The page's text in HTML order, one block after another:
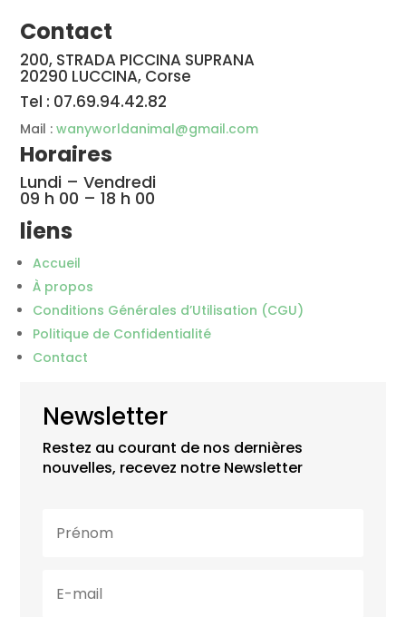
Contact
200, STRADA PICCINA SUPRANA
20290 LUCCINA, Corse
Tel : 07.69.94.42.82
Mail :wanyworldanimal@gmail.com
Horaires
Lundi – Vendredi
09 h 00 – 18 h 00
liens
Accueil
À propos
Conditions Générales d’Utilisation (CGU)
Politique de Confidentialité
Contact
Newsletter
Restez au courant de nos dernières
nouvelles, recevez notre Newsletter